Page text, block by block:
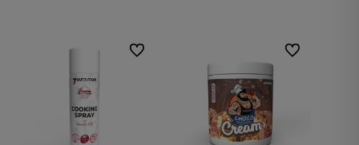
Do ulubionych Do ulubionych